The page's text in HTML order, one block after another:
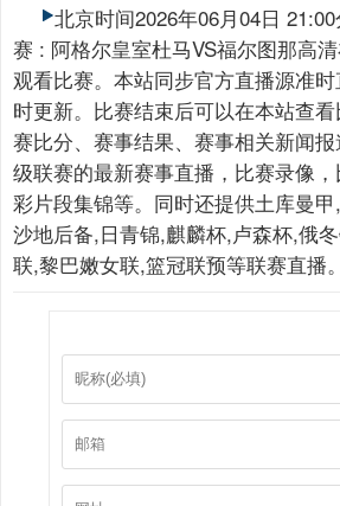
北京时间2026年06月04日
赛 : 阿格尔皇室杜马VS福尔图那高
观看比赛。本站同步官方直播源准
时更新。比赛结束后可以在本站查
赛比分、赛事结果、赛事相关新闻
级联赛的最新赛事直播，比赛录像
彩片段集锦等。同时还提供土库曼
沙地后备,日青锦,麒麟杯,卢森杯,俄
联,黎巴嫩女联,篮冠联预等联赛直播。